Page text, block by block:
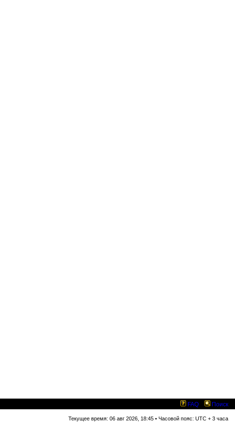
FAQ Поиск
Текущее время: 06 авг 2026, 18:45 • Часовой пояс: UTC + 3 часа